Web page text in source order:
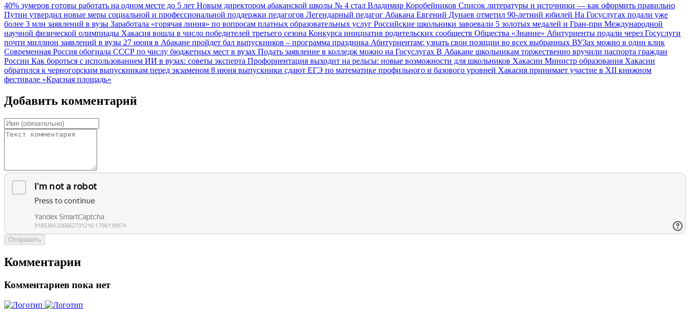
40% зумеров готовы работать на одном месте до 5 лет Новым директором абаканской школы № 4 стал Владимир Коробейников Список литературы и источники — как оформить правильно
Путин утвердил новые меры социальной и профессиональной поддержки педагогов Легендарный педагог Абакана Евгений Дунаев отметил 90-летний юбилей На Госуслугах подали уже
более 3 млн заявлений в вузы Заработала «горячая линия» по вопросам платных образовательных услуг Российские школьники завоевали 5 золотых медалей и Гран-при Международной
научной физической олимпиады Хакасия вошла в число победителей третьего сезона Конкурса инициатив родительских сообществ Общества «Знание» Абитуриенты подали через Госуслуги
почти миллион заявлений в вузы 27 июня в Абакане пройдет бал выпускников – программа праздника Абитуриентам: узнать свои позиции во всех выбранных ВУЗах можно в один клик
Современная Россия обогнала СССР по числу бюджетных мест в вузах Подать заявление в колледж можно на Госуслугах В Абакане школьникам торжественно вручили паспорта граждан
России Как бороться с использованием ИИ в вузах: советы эксперта Профориентация выходит на рельсы: новые возможности для школьников Хакасии Министр образования Хакасии
обратился к черногорским выпускникам перед экзаменом 8 июня выпускники сдают ЕГЭ по математике профильного и базового уровней Хакасия принимает участие в XII книжном
фестивале «Красная площадь»
Добавить комментарий
Отправить
Комментарии
Комментариев пока нет